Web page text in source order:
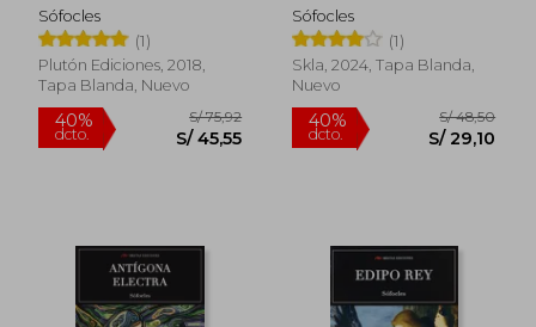
Sófocles
(1)
Plutón Ediciones, 2018,
Tapa Blanda, Nuevo
Sófocles
(1)
Skla, 2024, Tapa Blanda,
Nuevo